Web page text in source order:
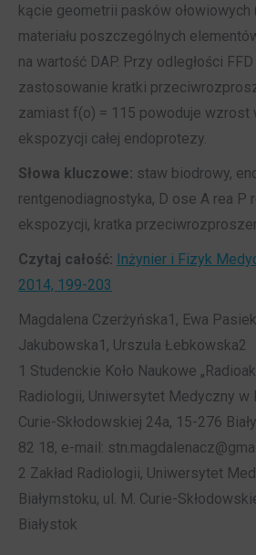
kącie geometrii pasków ołowiowych
materiału poszczególnych
na wartość DAP. Przy odległości
zastosowanie kratki
zamiast f(o) = 115 powoduje wzrost
ekspozycji całej endoprotezy.
Słowa kluczowe: staw biodrowy,
rentgenodiagnostyka, D ose A rea P
ekspozycji, kratka
Czytaj całość: Inżynier i Fizyk
2014, 199-203
Magdalena Czerżyńska1, Ewa
Jakubowska1, Urszula Łebkowska2
1 Studenckie Koło Naukowe
Radiologii, Uniwersytet Medyczny w
Curie-Skłodowskiej 24a, 15-276
82 18, e-mail:
2 Zakład Radiologii, Uniwersytet
Białymstoku, ul. M. Curie-
Białystok